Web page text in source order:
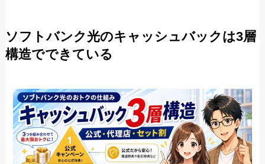
ソフトバンク光のキャッシュバックは3層
構造でできている